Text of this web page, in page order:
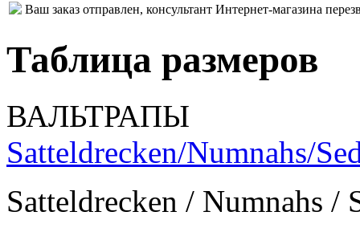
Ваш заказ отправлен, консультант Интернет-магазина
Таблица размеров
ВАЛЬТРАПЫ
Satteldrecken/Numnahs/
Satteldrecken / Numnahs /